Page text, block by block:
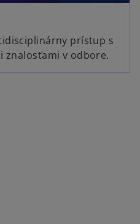
prístup s
znalosťami v odbore.